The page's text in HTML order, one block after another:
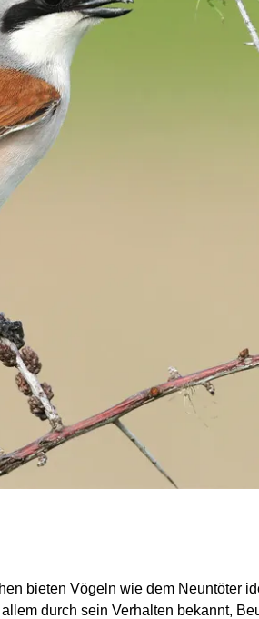
bieten Vögeln wie dem Neuntöter
durch sein Verhalten bekannt,